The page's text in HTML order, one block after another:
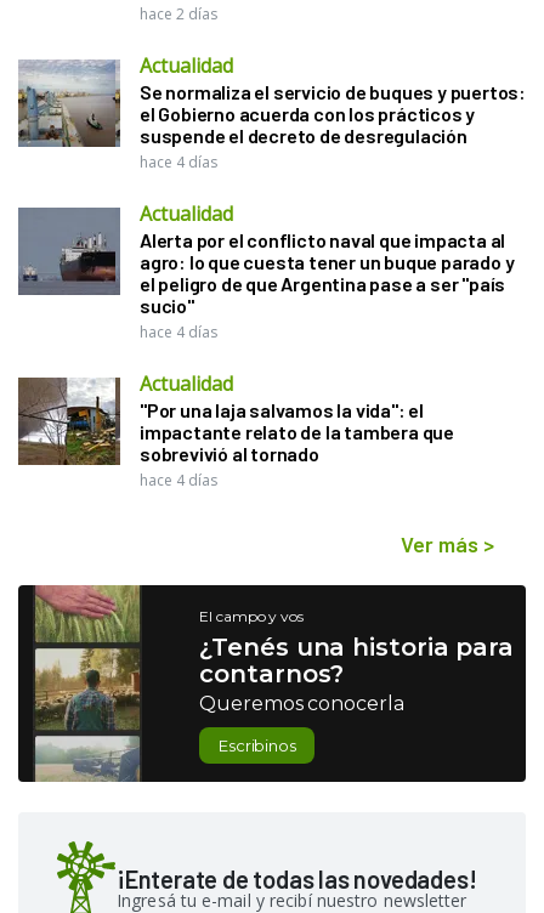
hace 2 días
Actualidad
Se normaliza el servicio de buques y puertos:
el Gobierno acuerda con los prácticos y
suspende el decreto de desregulación
hace 4 días
Actualidad
Alerta por el conflicto naval que impacta al
agro: lo que cuesta tener un buque parado y
el peligro de que Argentina pase a ser "país
sucio"
hace 4 días
Actualidad
"Por una laja salvamos la vida": el
impactante relato de la tambera que
sobrevivió al tornado
hace 4 días
Ver más >
El campo y vos
¿Tenés una historia para
contarnos?
Queremos conocerla
Escribinos
¡Enterate de todas las novedades!
Ingresá tu e-mail y recibí nuestro newsletter